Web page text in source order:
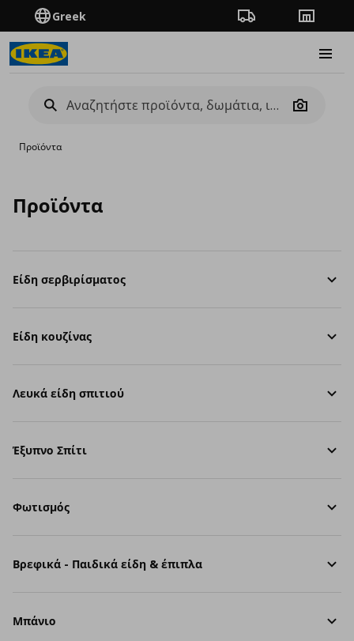
Greek Πορεία παραγγελίας
Camera
Προϊόντα
Προϊόντα
Είδη σερβιρίσματος
Είδη κουζίνας
Λευκά είδη σπιτιού
Έξυπνο Σπίτι
Φωτισμός
Βρεφικά - Παιδικά είδη & έπιπλα
Μπάνιο